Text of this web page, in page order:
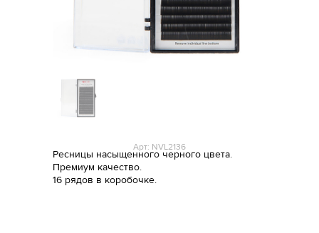
Арт: NVL2136
Ресницы насыщенного черного цвета.
Премиум качество.
16 рядов в коробочке.